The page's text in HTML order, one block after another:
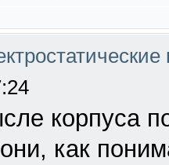
корпуса
как